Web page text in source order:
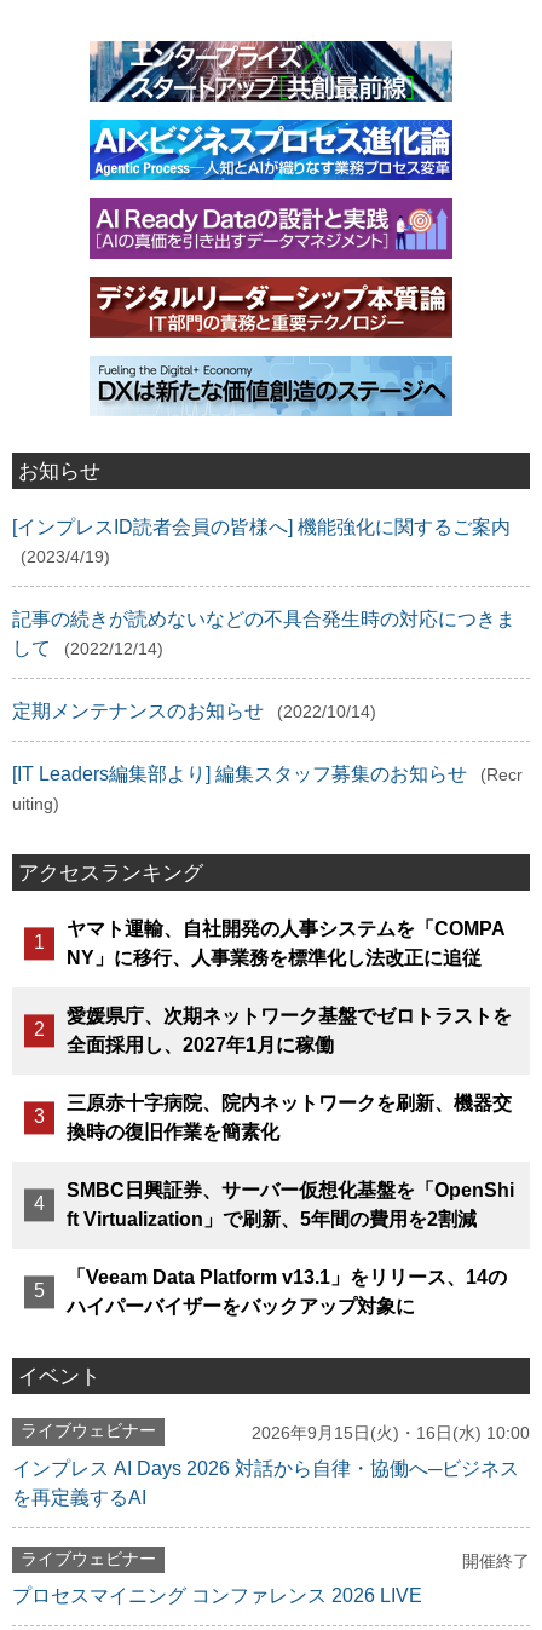
お知らせ
[インプレスID読者会員の皆様へ] 機能強化に関するご案内
(2023/4/19)
記事の続きが読めないなどの不具合発生時の対応につきま
して
(2022/12/14)
定期メンテナンスのお知らせ (2022/10/14)
[IT Leaders編集部より] 編集スタッフ募集のお知らせ
(Recr
uiting)
アクセスランキング
ヤマト運輸、自社開発の人事システムを「COMPA
NY」に移行、人事業務を標準化し法改正に追従
愛媛県庁、次期ネットワーク基盤でゼロトラストを
全面採用し、2027年1月に稼働
三原赤十字病院、院内ネットワークを刷新、機器交
換時の復旧作業を簡素化
SMBC日興証券、サーバー仮想化基盤を「OpenShi
ft Virtualization」で刷新、5年間の費用を2割減
「Veeam Data Platform v13.1」をリリース、14の
ハイパーバイザーをバックアップ対象に
イベント
ライブウェビナー 2026年9月15日(火)・16日(水) 10:00
インプレス AI Days 2026 対話から自律・協働へ─ビジネス
を再定義するAI
ライブウェビナー 開催終了
プロセスマイニング コンファレンス 2026 LIVE